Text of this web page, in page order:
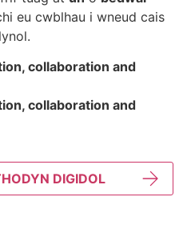
eu cwblhau i wneud cais
collaboration and
collaboration and
DIGIDOL